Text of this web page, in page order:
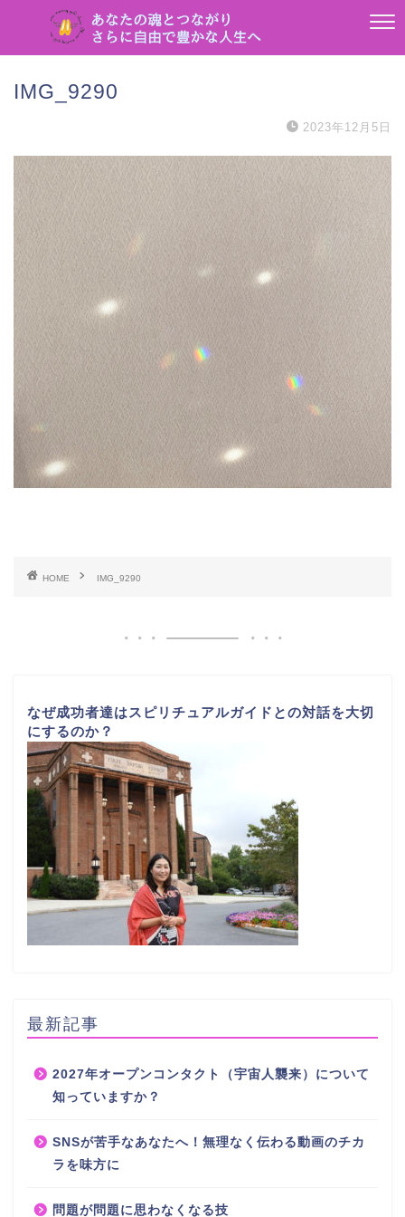
IMG_9290
2023年12月5日
HOME IMG_9290
なぜ成功者達はスピリチュアルガイドとの対話を大切
にするのか？
最新記事
2027年オープンコンタクト（宇宙人襲来）について
知っていますか？
SNSが苦手なあなたへ！無理なく伝わる動画のチカ
ラを味方に
問題が問題に思わなくなる技